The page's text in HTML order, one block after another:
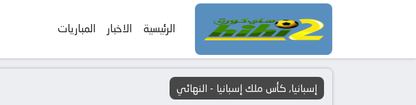
الرئيسية الاخبار المباريات
إسبانيا, كأس ملك إسبانيا - النهائي